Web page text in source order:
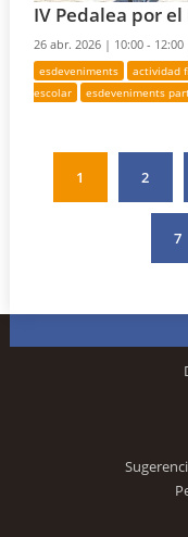
IV Pedalea por
26 abr. 2026 | 10:00 - 12:00
esdeveniments actividad
escolar
esdeveniments
1 2
7